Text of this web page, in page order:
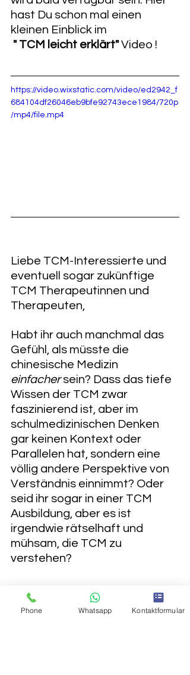
hast Du schon mal einen
kleinen Einblick im
" TCM leicht erklärt" Video !
https://video.wixstatic.com/video/ed2942_f
684104df26046eb9bfe92743ece1984/720p
/mp4/file.mp4
Liebe TCM-Interessierte und
eventuell sogar zukünftige
TCM Therapeutinnen und
Therapeuten,
Habt ihr auch manchmal das
Gefühl, als müsste die
chinesische Medizin
einfacher sein? Dass das tiefe
Wissen der TCM zwar
faszinierend ist, aber im
schulmedizinischen Denken
gar keinen Kontext oder
Parallelen hat, sondern eine
völlig andere Perspektive von
Verständnis einnimmt? Oder
seid ihr sogar in einer TCM
Ausbildung, aber es ist
irgendwie rätselhaft und
mühsam, die TCM zu
verstehen?
Genau das war meine Idee und
das Gefühl in den letzten
Phone Whatsapp Kontaktformular